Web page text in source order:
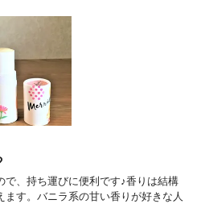
で、持ち運びに便利です♪香りは結構
す。バニラ系の甘い香りが好きな人